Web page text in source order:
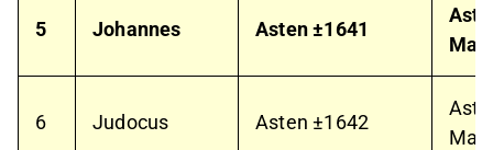
5 Johannes Asten ±1641
6 Judocus Asten ±1642